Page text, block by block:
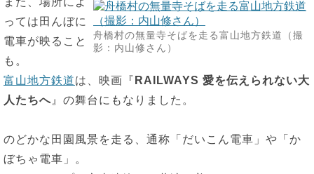
舟橋村の無量寺そばを走る富山地方鉄道（撮
影：内山修さん）
っては田んぼに
電車が映ること
も。
富山地方鉄道は、映画『 RAILWAYS 愛を伝えられない大
人たちへ 』の舞台にもなりました。
のどかな田園風景を走る、通称「だいこん電車」や「か
ぼちゃ電車」。